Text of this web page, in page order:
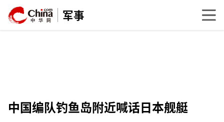
军事
中国编队钓鱼岛附近喊话日本舰艇